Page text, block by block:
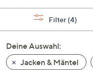
nach
und
nach
unten
oder
Filter (4)
Deine Auswahl:
Jacken & Mäntel